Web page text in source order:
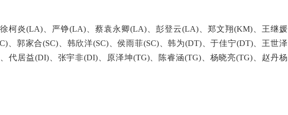
柯炎(LA)、严铮(LA)、蔡袁永卿(LA)、彭登云(LA)、郑文翔(KM)、王继媛
郭家合(SC)、韩欣洋(SC)、侯雨菲(SC)、韩为(DT)、于佳宁(DT)、王世泽
代居益(DI)、张宇非(DI)、原泽坤(TG)、陈睿涵(TG)、杨晓亮(TG)、赵丹杨